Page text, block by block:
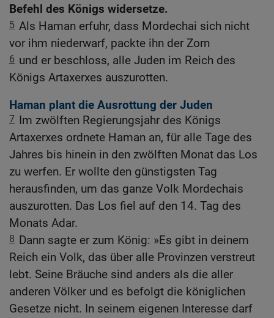
Befehl des Königs widersetze.
5 Als Haman erfuhr, dass Mordechai sich nicht
vor ihm niederwarf, packte ihn der Zorn
6 und er beschloss, alle Juden im Reich des
Königs Artaxerxes auszurotten.
Haman plant die Ausrottung der Juden
7 Im zwölften Regierungsjahr des Königs
Artaxerxes ordnete Haman an, für alle Tage des
Jahres bis hinein in den zwölften Monat das Los
zu werfen. Er wollte den günstigsten Tag
herausfinden, um das ganze Volk Mordechais
auszurotten. Das Los fiel auf den 14. Tag des
Monats Adar.
8 Dann sagte er zum König: »Es gibt in deinem
Reich ein Volk, das über alle Provinzen verstreut
lebt. Seine Bräuche sind anders als die aller
anderen Völker und es befolgt die königlichen
Gesetze nicht. In seinem eigenen Interesse darf